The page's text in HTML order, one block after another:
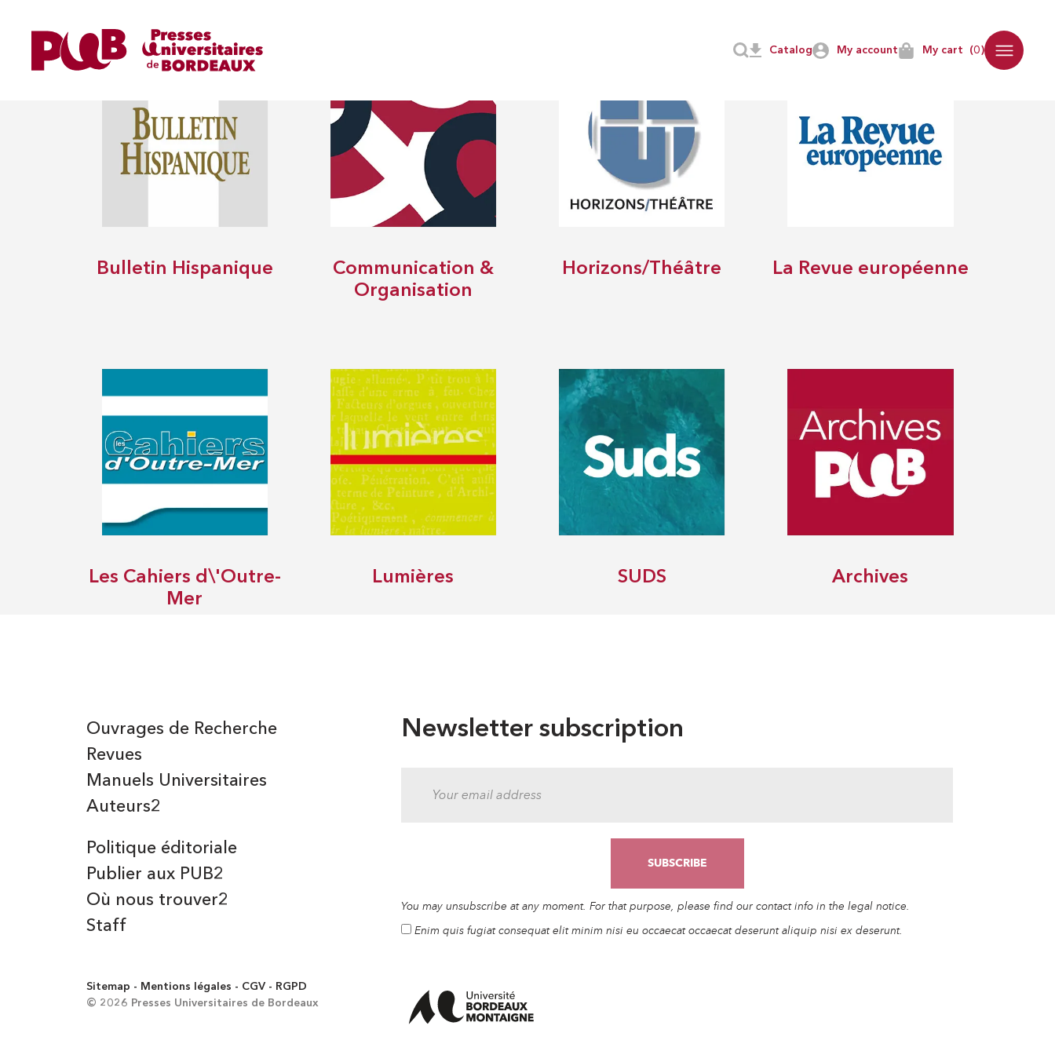
My account My cart (0)
Catalog
Bulletin Hispanique
Communication &
Organisation
Horizons/Théâtre La Revue européenne
Les Cahiers d\'Outre-
Mer
Lumières SUDS Archives
Newsletter subscription
You may unsubscribe at any moment. For that purpose, please find our contact info in the legal notice.
Enim quis fugiat consequat elit minim nisi eu occaecat occaecat deserunt aliquip nisi ex deserunt.
Auteurs2
Manuels Universitaires
Ouvrages de Recherche
Revues
Politique éditoriale
Publier aux PUB2
Où nous trouver2
Staff
Sitemap Mentions légales CGV
RGPD
© 2026 Presses Universitaires de Bordeaux